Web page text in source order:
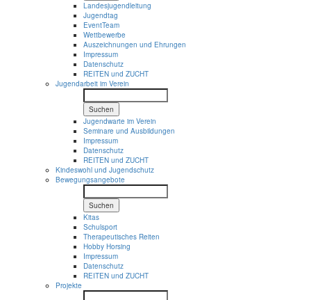
Landesjugendleitung
Jugendtag
EventTeam
Wettbewerbe
Auszeichnungen und Ehrungen
Impressum
Datenschutz
REITEN und ZUCHT
Jugendarbeit im Verein
Suchen
Jugendwarte im Verein
Seminare und Ausbildungen
Impressum
Datenschutz
REITEN und ZUCHT
Kindeswohl und Jugendschutz
Bewegungsangebote
Suchen
Kitas
Schulsport
Therapeutisches Reiten
Hobby Horsing
Impressum
Datenschutz
REITEN und ZUCHT
Projekte